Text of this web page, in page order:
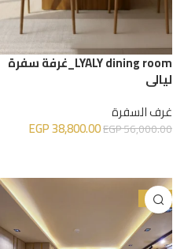
LYALY dining room_غرفة سفرة
ليالي
غرف السفرة
EGP56,000.00
EGP38,800.00
-20%